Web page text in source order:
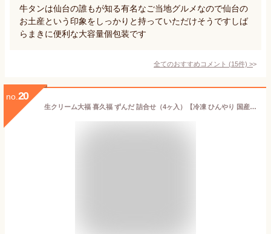
牛タンは仙台の誰もが知る有名なご当地グルメなので仙台の
お土産という印象をしっかりと持っていただけそうですしば
らまきに便利な大容量個包装です
全てのおすすめコメント (15件) >
no. 20
生クリーム大福 喜久福 ずんだ 詰合せ（4ヶ入）【冷凍 ひんやり 国産 ぬたもち 枝豆 スイーツ 和菓子 お礼 お返し ご挨拶 詰め合わせ プレゼント 贈答 個包装 仙台 お土産 老舗 出産祝い プチギフト 】